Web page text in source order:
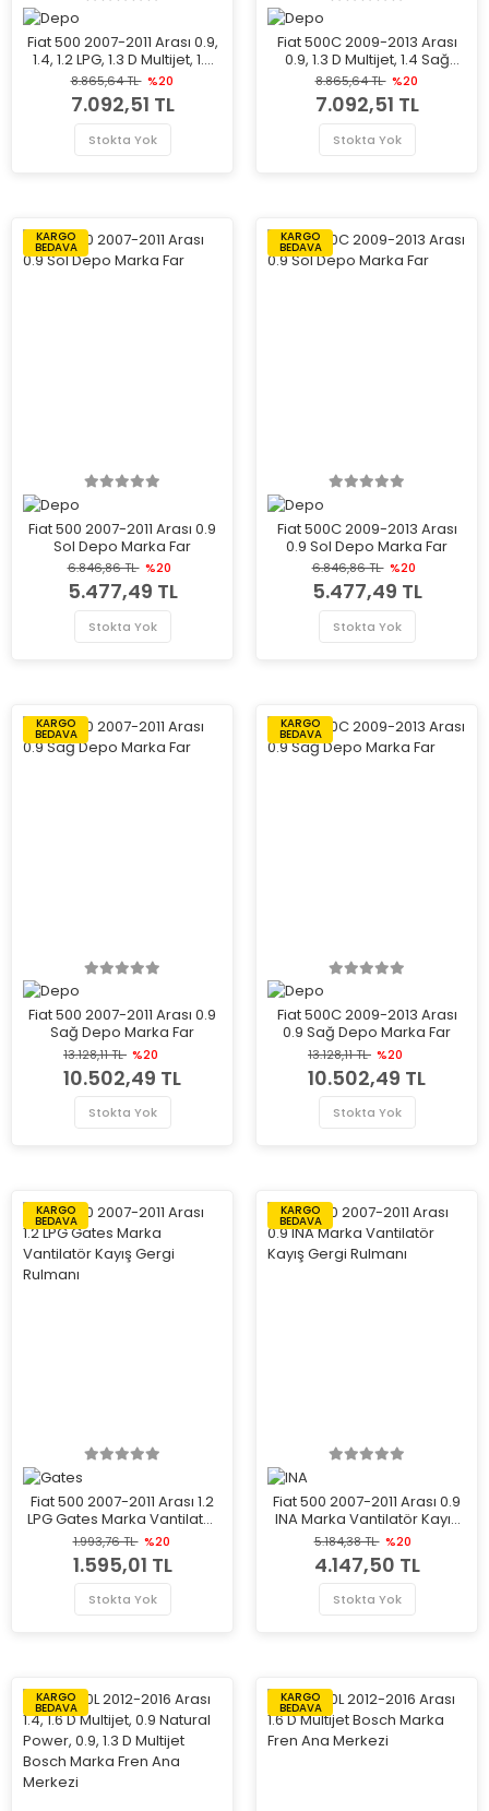
Fiat 500 2007-2011 Arası 0.9,
1.4, 1.2 LPG, 1.3 D Multijet, 1.2
Sağ Depo Marka Far
8.865,64 TL %20
7.092,51 TL
Stokta Yok
Fiat 500C 2009-2013 Arası
0.9, 1.3 D Multijet, 1.4 Sağ
Depo Marka Far
8.865,64 TL %20
7.092,51 TL
Stokta Yok
KARGO
BEDAVA
Fiat 500 2007-2011 Arası 0.9
Sol Depo Marka Far
6.846,86 TL %20
5.477,49 TL
Stokta Yok
KARGO
BEDAVA
Fiat 500C 2009-2013 Arası
0.9 Sol Depo Marka Far
6.846,86 TL %20
5.477,49 TL
Stokta Yok
KARGO
BEDAVA
Fiat 500 2007-2011 Arası 0.9
Sağ Depo Marka Far
13.128,11 TL %20
10.502,49 TL
Stokta Yok
KARGO
BEDAVA
Fiat 500C 2009-2013 Arası
0.9 Sağ Depo Marka Far
13.128,11 TL %20
10.502,49 TL
Stokta Yok
KARGO
BEDAVA
Fiat 500 2007-2011 Arası 1.2
LPG Gates Marka Vantilatör
Kayış Gergi Rulmanı
1.993,76 TL %20
1.595,01 TL
Stokta Yok
KARGO
BEDAVA
Fiat 500 2007-2011 Arası 0.9
INA Marka Vantilatör Kayış
Gergi Rulmanı
5.184,38 TL %20
4.147,50 TL
Stokta Yok
KARGO
BEDAVA
KARGO
BEDAVA